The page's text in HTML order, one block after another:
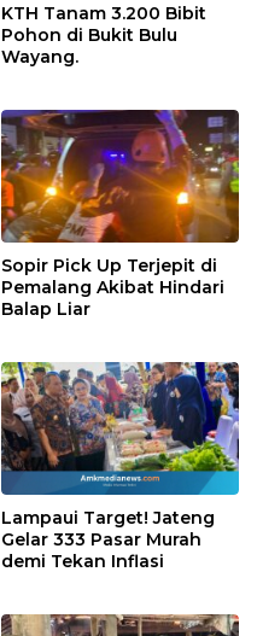
KTH Tanam 3.200 Bibit
Pohon di Bukit Bulu
Wayang.
Sopir Pick Up Terjepit di
Pemalang Akibat Hindari
Balap Liar
Lampaui Target! Jateng
Gelar 333 Pasar Murah
demi Tekan Inflasi